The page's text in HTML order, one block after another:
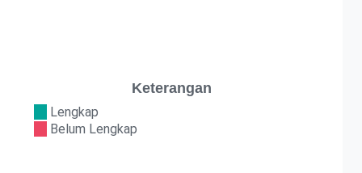
Keterangan
Lengkap
Belum Lengkap